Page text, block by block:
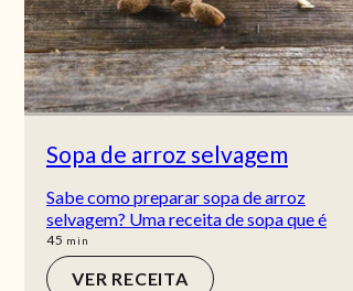
Sopa de arroz selvagem
Sabe como preparar sopa de arroz
selvagem? Uma receita de sopa que é
45 min
min
VER RECEITA